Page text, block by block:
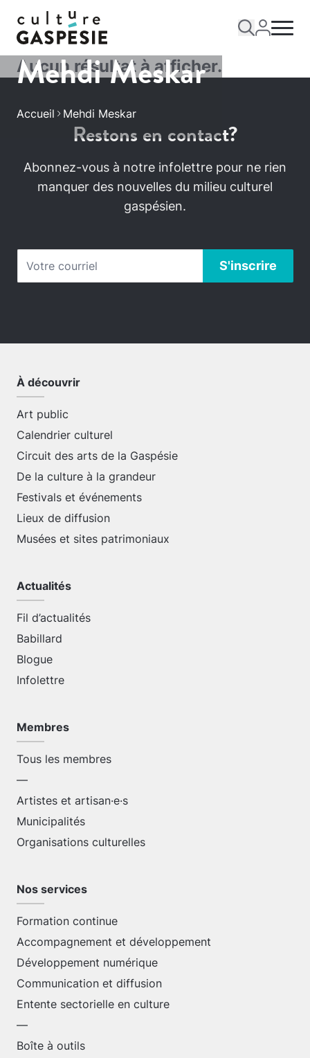
Mehdi Meskar
Accueil Mehdi Meskar
Aucun résultat à afficher.
Restons en contact?
Abonnez-vous à notre infolettre pour ne rien
manquer des nouvelles du milieu culturel
gaspésien.
À découvrir
Art public
Calendrier culturel
Circuit des arts de la Gaspésie
De la culture à la grandeur
Festivals et événements
Lieux de diffusion
Musées et sites patrimoniaux
Actualités
Fil d’actualités
Babillard
Blogue
Infolettre
Membres
Tous les membres
—
Artistes et artisan·e·s
Municipalités
Organisations culturelles
Nos services
Formation continue
Accompagnement et développement
Développement numérique
Communication et diffusion
Entente sectorielle en culture
—
Boîte à outils